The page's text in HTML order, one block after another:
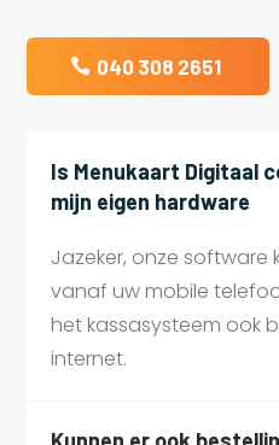
040 308 2651
Is Menukaart Digitaal
mijn eigen hardware
Jazeker, onze software
vanaf uw mobile
het kassasysteem ook
internet.